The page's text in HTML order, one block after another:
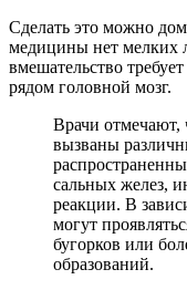
Сделать это можно
медицины нет мелких
вмешательство
рядом головной мозг.
Врачи
вызваны
сальных желез,
реакции. В
могут
бугорков или
образований.